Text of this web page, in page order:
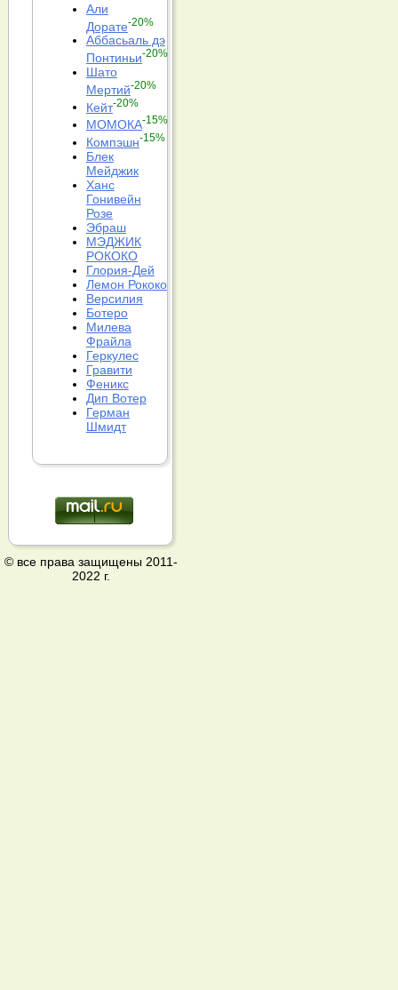
Али
Дорате-20%
Аббасьаль дэ
Понтиньи-20%
Шато
Мертий-20%
Кейт-20%
МОМОКА-15%
Компэшн-15%
Блек
Мейджик
Ханс
Гонивейн
Розе
Эбраш
МЭДЖИК
РОКОКО
Глория-Дей
Лемон Рококо
Версилия
Ботеро
Милева
Фрайла
Геркулес
Гравити
Феникс
Дип Вотер
Герман
Шмидт
© все права защищены 2011-
2022 г.